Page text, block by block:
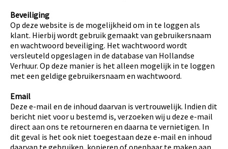
Beveiliging
Op deze website is de mogelijkheid om in te loggen als
klant. Hierbij wordt gebruik gemaakt van gebruikersnaam
en wachtwoord beveiliging. Het wachtwoord wordt
versleuteld opgeslagen in de database van Hollandse
Verhuur. Op deze manier is het alleen mogelijk in te loggen
met een geldige gebruikersnaam en wachtwoord.
Email
Deze e-mail en de inhoud daarvan is vertrouwelijk. Indien dit
bericht niet voor u bestemd is, verzoeken wij u deze e-mail
direct aan ons te retourneren en daarna te vernietigen. In
dit geval is het ook niet toegestaan deze e-mail en inhoud
daarvan te gebruiken, kopieren of openbaar te maken aan